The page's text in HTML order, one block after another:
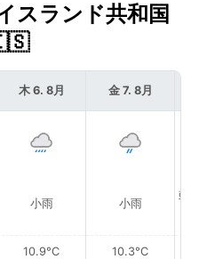
スランド共和国
木 6. 8月
小雨
10.9°C
金 7. 8月
小雨
10.3°C
弱